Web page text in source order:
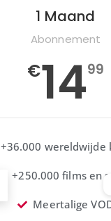
1 Maand
Abonnement
€1499
+36.000 wereldwijde
+250.000 films en
Meertalige